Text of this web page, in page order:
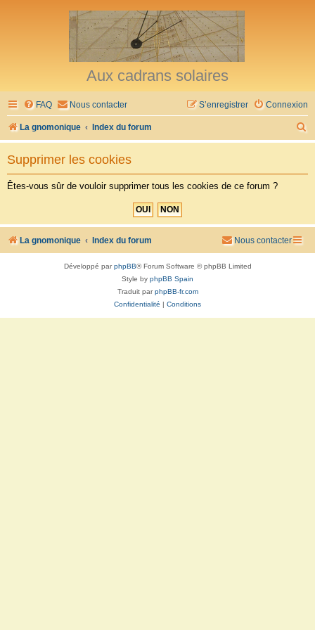
Aux cadrans solaires
FAQ Nous contacter Connexion
S’enregistrer
La gnomonique Index du forum
e
h
Supprimer les cookies
Êtes-vous sûr de vouloir supprimer tous les cookies de ce forum ?
La gnomonique Index du forum Nous contacter
Développé parphpBB® Forum Software © phpBB Limited
Style by phpBB Spain
Traduit parphpBB-fr.com
Confidentialité | Conditions